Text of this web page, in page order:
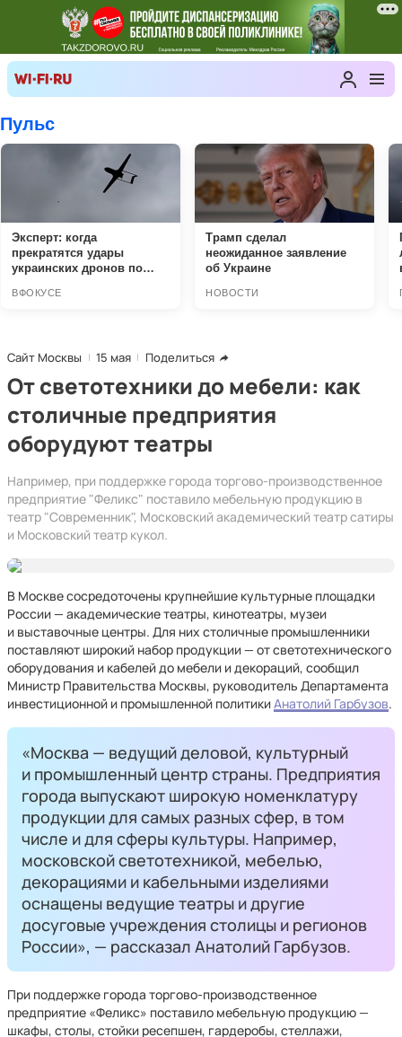
Сайт Москвы 15 мая Поделиться
От светотехники до мебели: как
столичные предприятия
оборудуют театры
Например, при поддержке города торгово-производственное
предприятие "Феликс" поставило мебельную продукцию в
театр "Современник", Московский академический театр сатиры
и Московский театр кукол.
В Москве сосредоточены крупнейшие культурные площадки
России — академические театры, кинотеатры, музеи
и выставочные центры. Для них столичные промышленники
поставляют широкий набор продукции — от светотехнического
оборудования и кабелей до мебели и декораций, сообщил
Министр Правительства Москвы, руководитель Департамента
инвестиционной и промышленной политикиАнатолий Гарбузов.
«Москва — ведущий деловой, культурный
и промышленный центр страны. Предприятия
города выпускают широкую номенклатуру
продукции для самых разных сфер, в том
числе и для сферы культуры. Например,
московской светотехникой, мебелью,
декорациями и кабельными изделиями
оснащены ведущие театры и другие
досуговые учреждения столицы и регионов
России», — рассказал Анатолий Гарбузов.
При поддержке города торгово-производственное
предприятие «Феликс» поставило мебельную продукцию —
шкафы, столы, стойки ресепшен, гардеробы, стеллажи,